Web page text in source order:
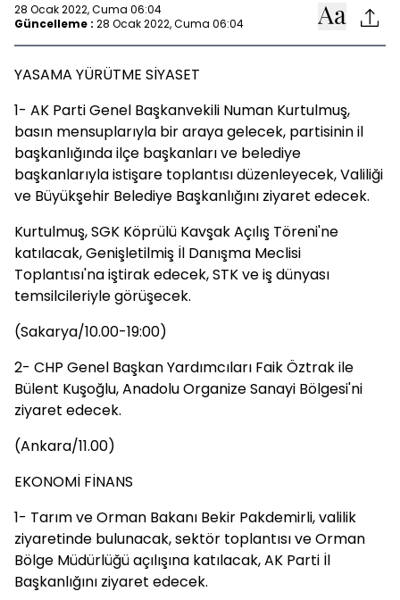
28 Ocak 2022, Cuma 06:04
Güncelleme : 28 Ocak 2022, Cuma 06:04
YASAMA YÜRÜTME SİYASET
1- AK Parti Genel Başkanvekili Numan Kurtulmuş,
basın mensuplarıyla bir araya gelecek, partisinin il
başkanlığında ilçe başkanları ve belediye
başkanlarıyla istişare toplantısı düzenleyecek, Valiliği
ve Büyükşehir Belediye Başkanlığını ziyaret edecek.
Kurtulmuş, SGK Köprülü Kavşak Açılış Töreni'ne
katılacak, Genişletilmiş İl Danışma Meclisi
Toplantısı'na iştirak edecek, STK ve iş dünyası
temsilcileriyle görüşecek.
(Sakarya/10.00-19:00)
2- CHP Genel Başkan Yardımcıları Faik Öztrak ile
Bülent Kuşoğlu, Anadolu Organize Sanayi Bölgesi'ni
ziyaret edecek.
(Ankara/11.00)
EKONOMİ FİNANS
1- Tarım ve Orman Bakanı Bekir Pakdemirli, valilik
ziyaretinde bulunacak, sektör toplantısı ve Orman
Bölge Müdürlüğü açılışına katılacak, AK Parti İl
Başkanlığını ziyaret edecek.